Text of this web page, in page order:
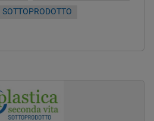
SOTTOPRODOTTO